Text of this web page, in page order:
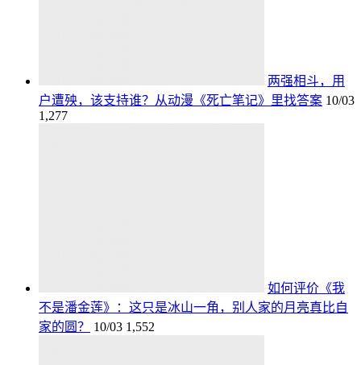
两强相斗，用
户遭殃，该支持谁？从动漫《死亡笔记》里找答案 10/03
1,277
如何评价《我
不是潘金莲》：这只是冰山一角，别人家的月亮真比自
家的圆？
10/03 1,552